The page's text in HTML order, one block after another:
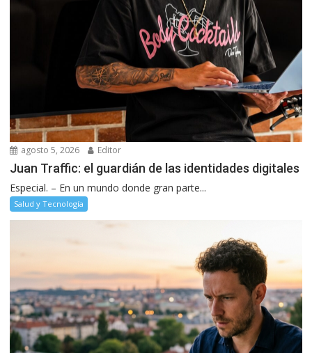
agosto 5, 2026 Editor
Juan Traffic: el guardián de las identidades digitales
Especial. – En un mundo donde gran parte...
Salud y Tecnología